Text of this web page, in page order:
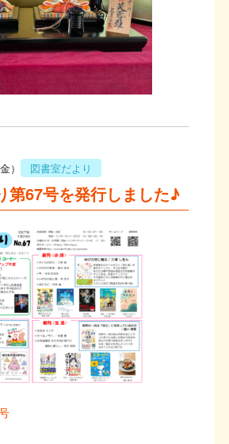
） 図書室だより
第67号を発行しました♪